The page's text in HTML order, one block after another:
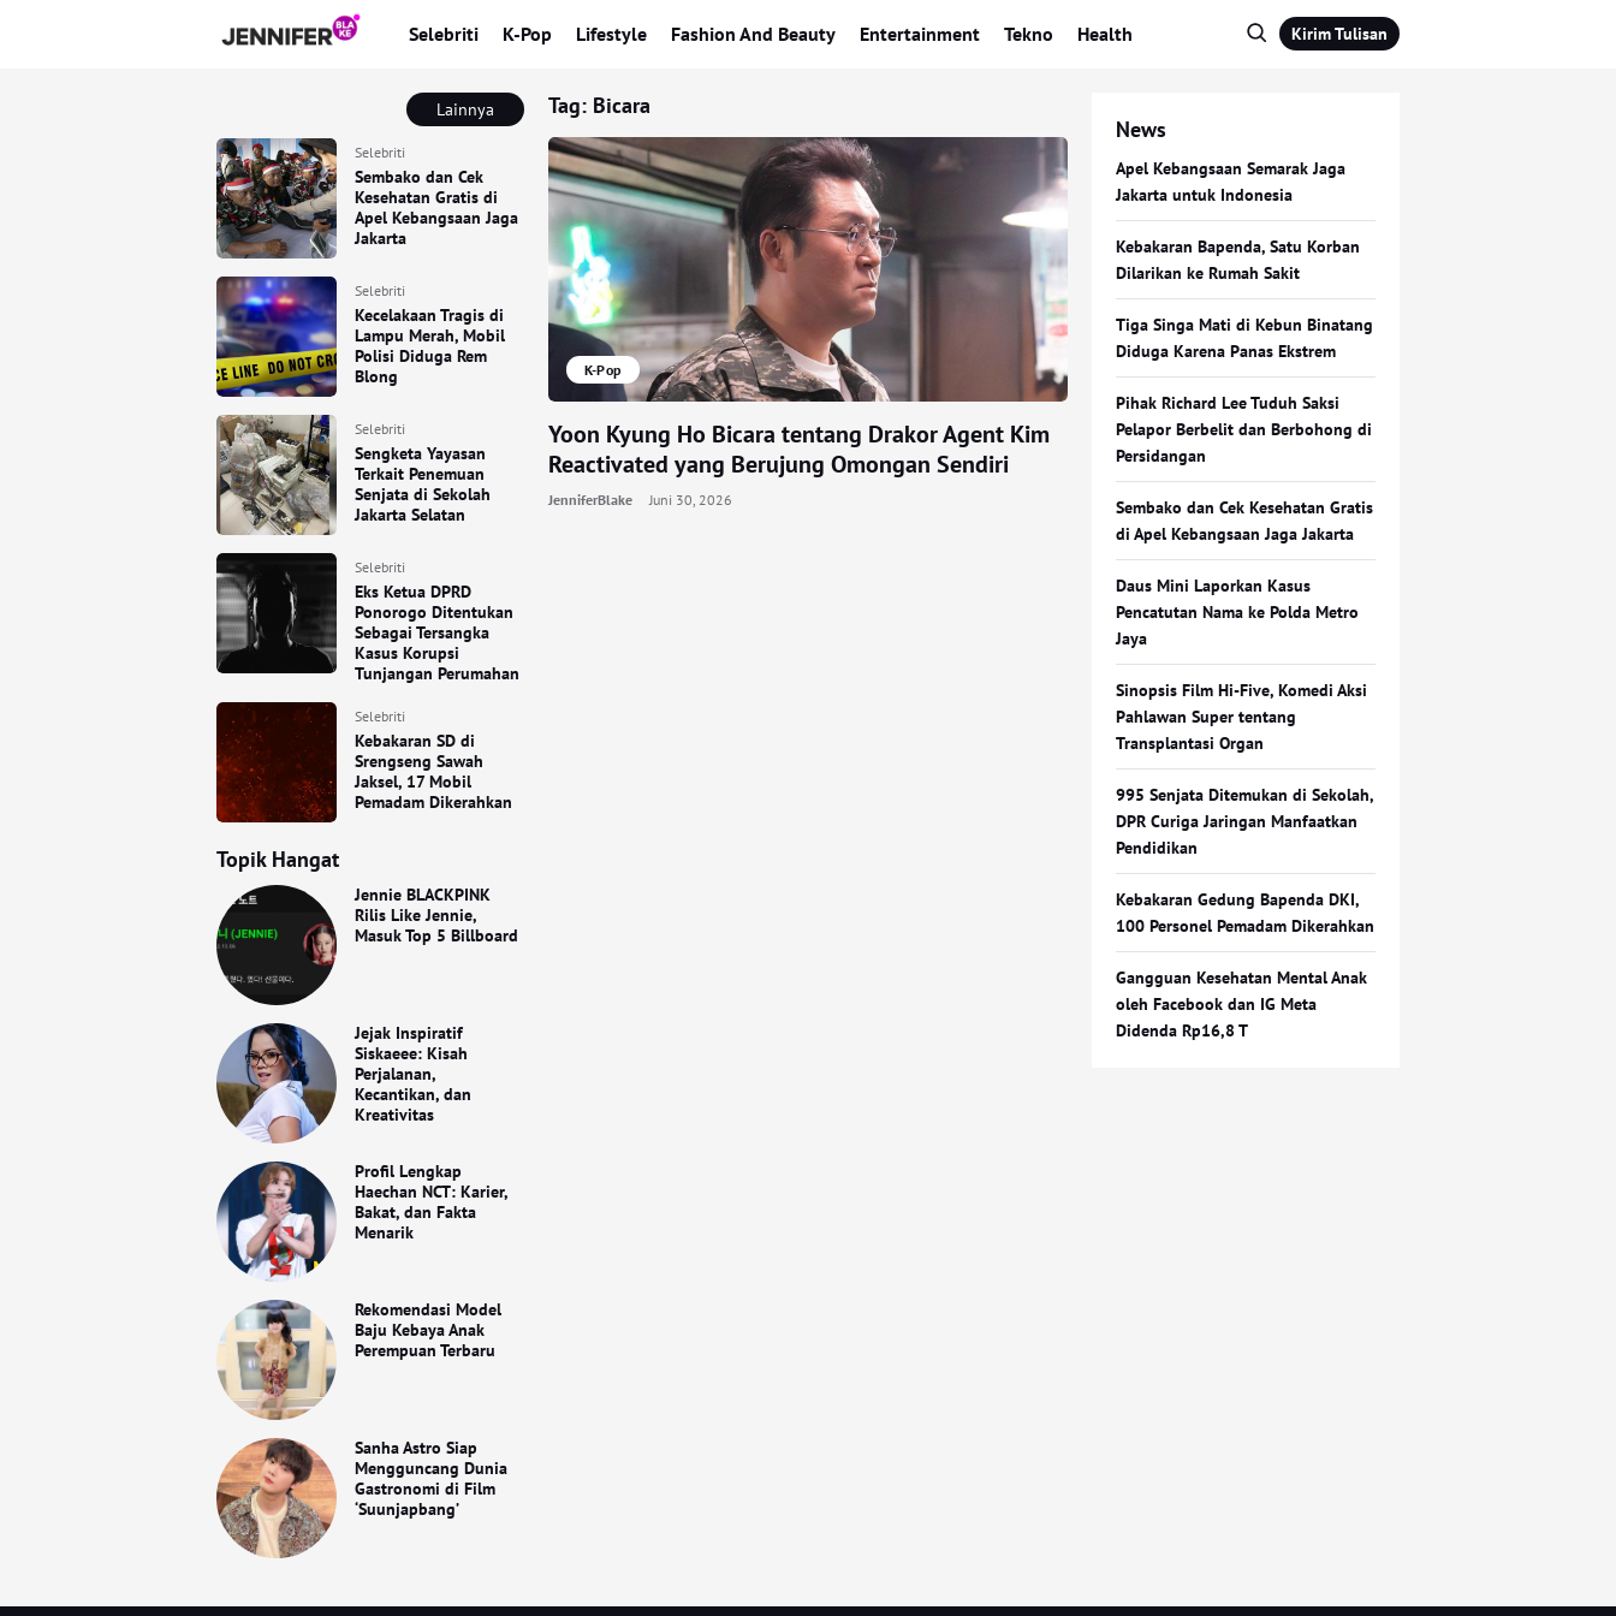
Selebriti K-Pop Lifestyle Fashion And Beauty Entertainment Tekno Health Kirim Tulisan
Lainnya
Selebriti
Sembako dan Cek
Kesehatan Gratis di
Apel Kebangsaan Jaga
Jakarta
Selebriti
Kecelakaan Tragis di
Lampu Merah, Mobil
Polisi Diduga Rem
Blong
Selebriti
Sengketa Yayasan
Terkait Penemuan
Senjata di Sekolah
Jakarta Selatan
Selebriti
Eks Ketua DPRD
Ponorogo Ditentukan
Sebagai Tersangka
Kasus Korupsi
Tunjangan Perumahan
Selebriti
Kebakaran SD di
Srengseng Sawah
Jaksel, 17 Mobil
Pemadam Dikerahkan
Topik Hangat
Jennie BLACKPINK
Rilis Like Jennie,
Masuk Top 5 Billboard
Jejak Inspiratif
Siskaeee: Kisah
Perjalanan,
Kecantikan, dan
Kreativitas
Profil Lengkap
Haechan NCT: Karier,
Bakat, dan Fakta
Menarik
Rekomendasi Model
Baju Kebaya Anak
Perempuan Terbaru
Sanha Astro Siap
Mengguncang Dunia
Gastronomi di Film
‘Suunjapbang’
Tag: Bicara
K-Pop
Yoon Kyung Ho Bicara tentang Drakor Agent Kim
Reactivated yang Berujung Omongan Sendiri
JenniferBlake Juni 30, 2026
News
Apel Kebangsaan Semarak Jaga
Jakarta untuk Indonesia
Kebakaran Bapenda, Satu Korban
Dilarikan ke Rumah Sakit
Tiga Singa Mati di Kebun Binatang
Diduga Karena Panas Ekstrem
Pihak Richard Lee Tuduh Saksi
Pelapor Berbelit dan Berbohong di
Persidangan
Sembako dan Cek Kesehatan Gratis
di Apel Kebangsaan Jaga Jakarta
Daus Mini Laporkan Kasus
Pencatutan Nama ke Polda Metro
Jaya
Sinopsis Film Hi-Five, Komedi Aksi
Pahlawan Super tentang
Transplantasi Organ
995 Senjata Ditemukan di Sekolah,
DPR Curiga Jaringan Manfaatkan
Pendidikan
Kebakaran Gedung Bapenda DKI,
100 Personel Pemadam Dikerahkan
Gangguan Kesehatan Mental Anak
oleh Facebook dan IG Meta
Didenda Rp16,8 T